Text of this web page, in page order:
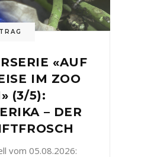
«AUF
IM ZOO
(3/5):
– DER
vom 05.08.2026: